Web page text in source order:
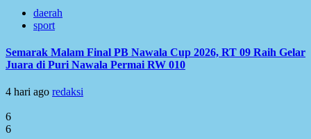
daerah
sport
Semarak Malam Final PB Nawala Cup 2026, RT 09 Raih Gelar
Juara di Puri Nawala Permai RW 010
4 hari ago redaksi
6
6